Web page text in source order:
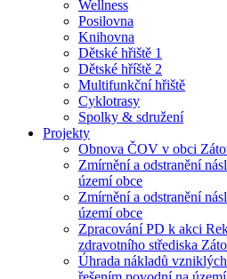
Wellness
Posilovna
Knihovna
Dětské hřiště 1
Dětské hříště 2
Multifunkční hřiště
Cyklotrasy
Spolky & sdružení
Projekty
Obnova ČOV v obci
Zmírnění a odstranění
území obce
Zmírnění a odstranění
území obce
Zpracování PD k akci
zdravotního střediska
Úhrada nákladů